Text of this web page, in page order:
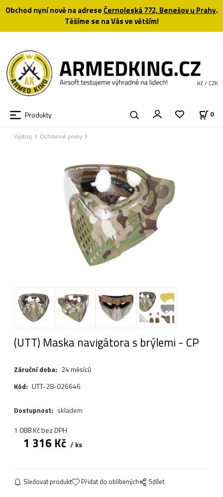
Obchod nyní nově na adreseČernoleská 772, Benešov u Prahy.
Těšíme se na Vás ve větším!
Produkty 0
Kč / CZK
Výstroj Ochranné prvky
(UTT) Maska navigátora s brýlemi - CP
Záruční doba: 24 měsíců
Kód: UTT-28-026646
Dostupnost: skladem
1 088Kčbez DPH
1 316 Kč ks
Sledovat produkt Přidat do oblíbených Sdílet